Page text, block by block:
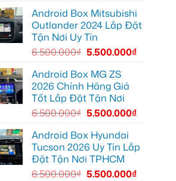
xem
bản
đồ,
YouTube
tiện
hơn
Android Box Mitsubishi
Outlander 2024 Lắp Đặt
Tận Nơi Uy Tín
6.500.000₫ 5.500.000₫
Android Box MG ZS
2026 Chính Hãng Giá
Tốt Lắp Đặt Tận Nơi
6.500.000₫ 5.500.000₫
Android Box Hyundai
Tucson 2026 Uy Tín Lắp
Đặt Tận Nơi TPHCM
6.500.000₫ 5.500.000₫